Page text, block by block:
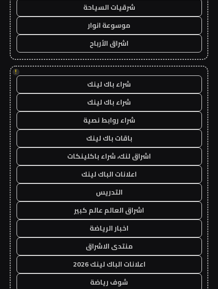
شرقيات السياحة
موسوعة انوار
اشراق الأرباح
!
شراء باك لينك
شراء باك لينك
شراء روابط نصية
باقات باك لينك
اشراق لنك، شراء باكلينكات
اعلانات الباك لينك
التدريس
اشراق العالم عالم كبير
اخبار الرياضة
منتدى الاشراق
اعلانات الباك لينك 2026
شوف رياضة